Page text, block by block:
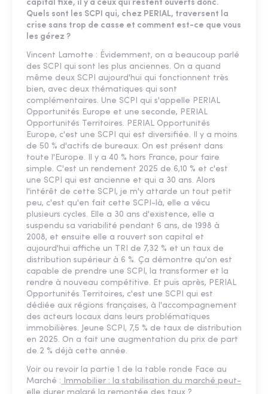
capital fixe, il y a ceux qui restent ouverts donc.
Quels sont les SCPI qui, chez PERIAL, traversent la
crise sans trop de casse et comment est-ce que vous
les gérez ?
Vincent Lamotte : Évidemment, on a beaucoup parlé
des SCPI qui sont les plus anciennes. On a quand
même deux SCPI aujourd'hui qui fonctionnent très
bien, avec deux thématiques qui sont
complémentaires. Une SCPI qui s'appelle PERIAL
Opportunités Europe et une seconde, PERIAL
Opportunités Territoires. PERIAL Opportunités
Europe, c'est une SCPI qui est diversifiée. Il y a moins
de 50 % d'actifs de bureaux. On est présent dans
toute l'Europe. Il y a 40 % hors France, pour faire
simple. C'est un rendement 2025 de 6,10 % et c'est
une SCPI qui est ancienne et qui a 30 ans. Alors
l'intérêt de cette SCPI, je m'y attarde un tout petit
peu, c'est qu'en fait cette SCPI-là, elle a vécu
plusieurs cycles. Elle a 30 ans d'existence, elle a
suspendu sa variabilité pendant 6 ans, de 1998 à
2008, et ensuite elle a rouvert son capital et
aujourd'hui affiche un TRI de 7,32 % et un taux de
distribution supérieur à 6 %. Ça démontre qu'on est
capable de prendre une SCPI, la transformer et la
rendre à nouveau compétitive. Et puis après, PERIAL
Opportunités Territoires, c'est une SCPI qui est
dédiée aux régions françaises, à l'accompagnement
des acteurs locaux dans leurs problématiques
immobilières. Jeune SCPI, 7,5 % de taux de distribution
en 2025. On a fait une augmentation du prix de part
de 2 % déjà cette année.
Voir ou revoir la partie 1 de la table ronde Face au
Marché : Immobilier : la stabilisation du marché peut-
elle durer malgré la remontée des taux ?